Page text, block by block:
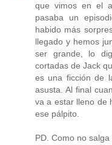
que vimos en el
pasaba un
habido más
llegado y hemos
ser grande, lo
cortadas de Jack
es una ficción de
asusta. Al final
va a estar lleno de
ese pálpito.
PD. Como no